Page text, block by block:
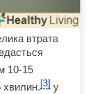
втрата
10-15
хвилин. [3] у